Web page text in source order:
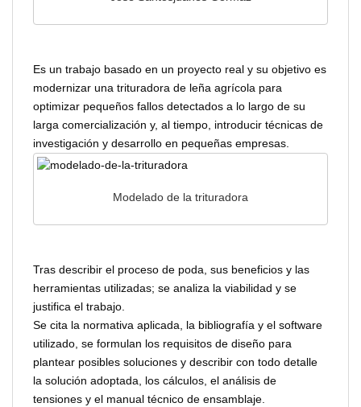
Es un trabajo basado en un proyecto real y su objetivo es
modernizar una trituradora de leña agrícola para
optimizar pequeños fallos detectados a lo largo de su
larga comercialización y, al tiempo, introducir técnicas de
investigación y desarrollo en pequeñas empresas.
Modelado de la trituradora
Tras describir el proceso de poda, sus beneficios y las
herramientas utilizadas; se analiza la viabilidad y se
justifica el trabajo.
Se cita la normativa aplicada, la bibliografía y el software
utilizado, se formulan los requisitos de diseño para
plantear posibles soluciones y describir con todo detalle
la solución adoptada, los cálculos, el análisis de
tensiones y el manual técnico de ensamblaje.